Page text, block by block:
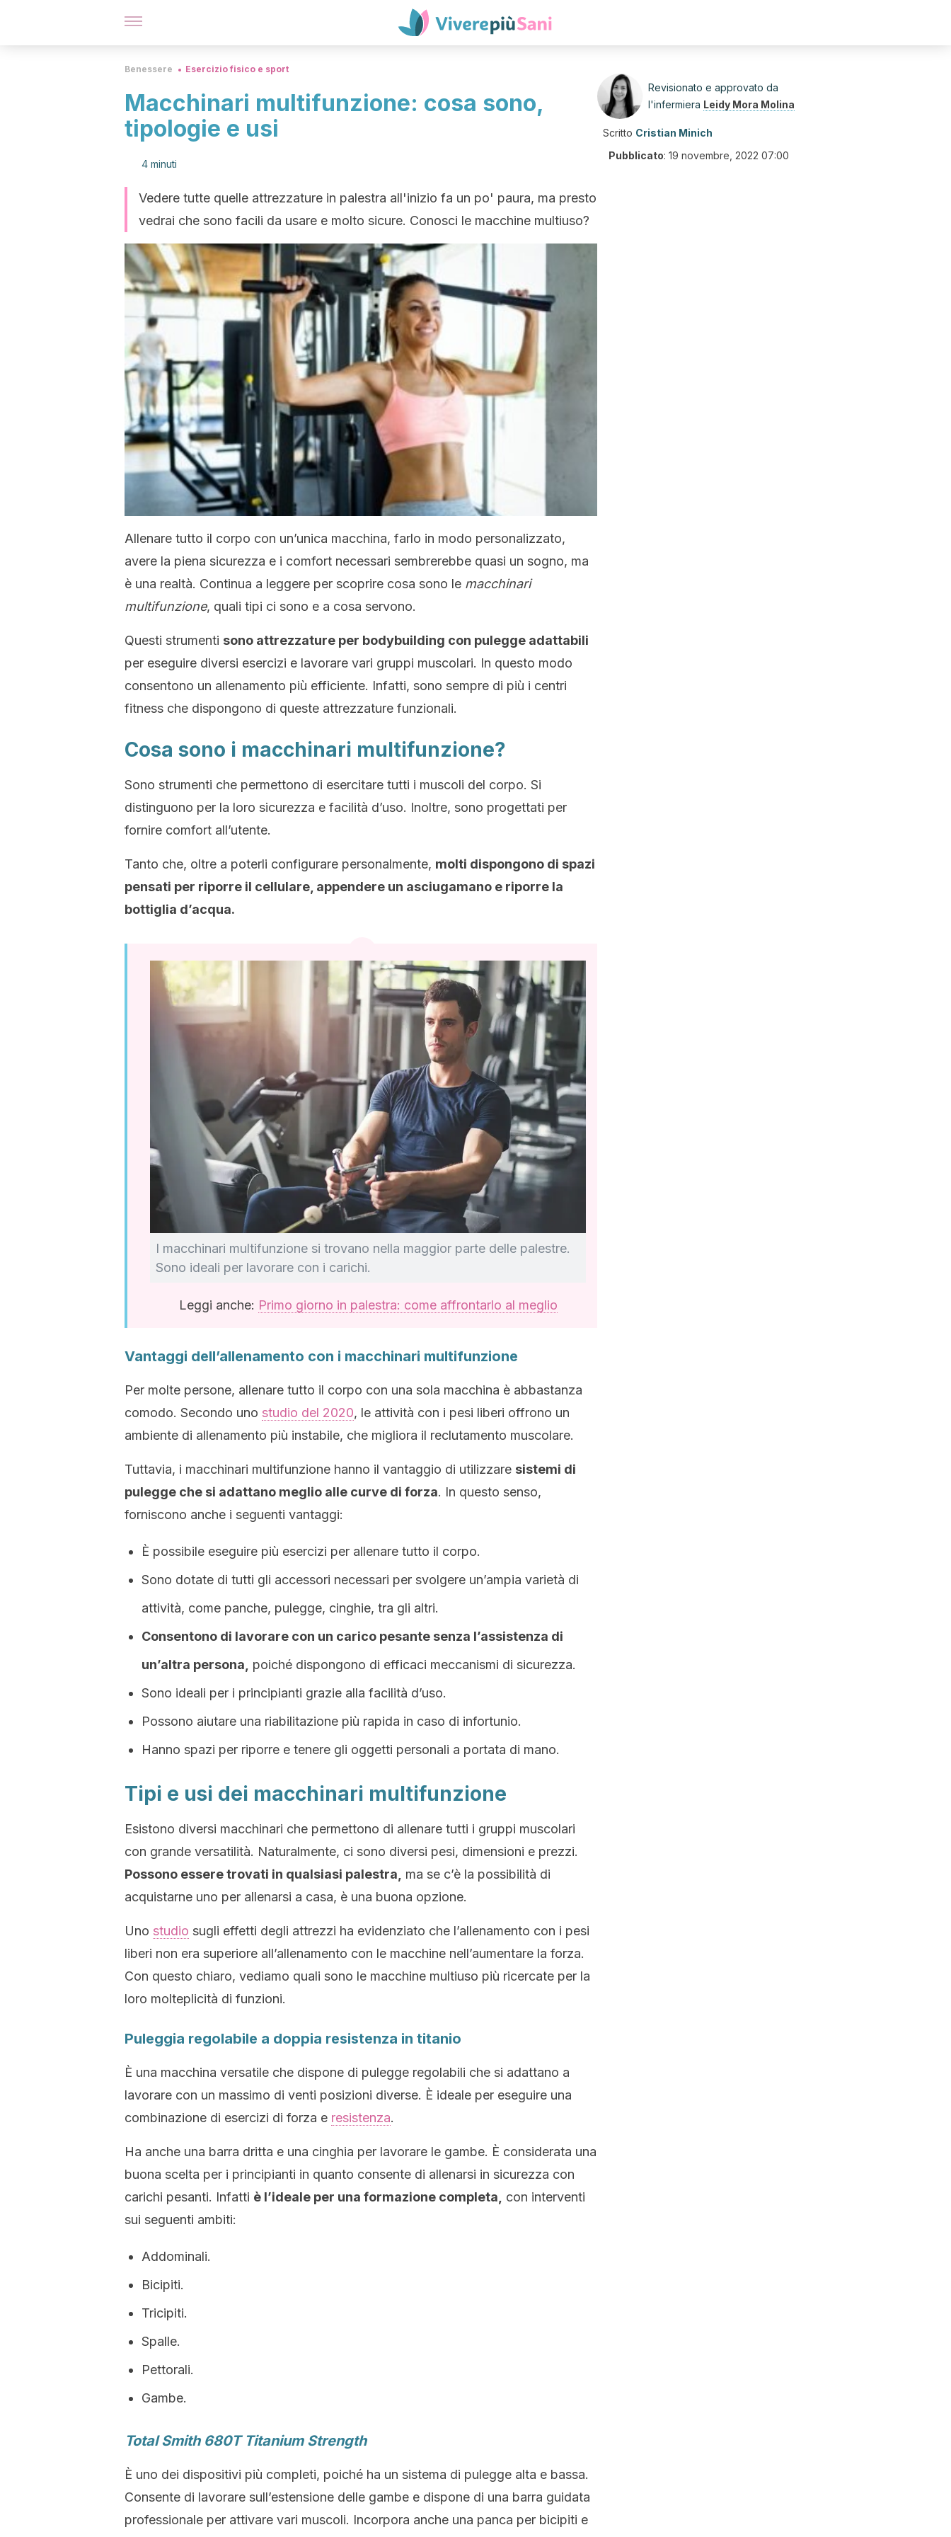
Benessere Esercizio fisico e sport
Macchinari multifunzione: cosa sono,
tipologie e usi
4 minuti
Vedere tutte quelle attrezzature in palestra all'inizio fa un po' paura, ma presto
vedrai che sono facili da usare e molto sicure. Conosci le macchine multiuso?
Allenare tutto il corpo con un’unica macchina, farlo in modo personalizzato,
avere la piena sicurezza e i comfort necessari sembrerebbe quasi un sogno, ma
è una realtà. Continua a leggere per scoprire cosa sono le macchinari
multifunzione, quali tipi ci sono e a cosa servono.
Questi strumenti sono attrezzature per bodybuilding con pulegge adattabili
per eseguire diversi esercizi e lavorare vari gruppi muscolari. In questo modo
consentono un allenamento più efficiente. Infatti, sono sempre di più i centri
fitness che dispongono di queste attrezzature funzionali.
Cosa sono i macchinari multifunzione?
Sono strumenti che permettono di esercitare tutti i muscoli del corpo. Si
distinguono per la loro sicurezza e facilità d’uso. Inoltre, sono progettati per
fornire comfort all’utente.
Tanto che, oltre a poterli configurare personalmente, molti dispongono di spazi
pensati per riporre il cellulare, appendere un asciugamano e riporre la
bottiglia d’acqua.
I macchinari multifunzione si trovano nella maggior parte delle palestre.
Sono ideali per lavorare con i carichi.
Leggi anche: Primo giorno in palestra: come affrontarlo al meglio
Vantaggi dell’allenamento con i macchinari multifunzione
Per molte persone, allenare tutto il corpo con una sola macchina è abbastanza
comodo. Secondo uno studio del 2020, le attività con i pesi liberi offrono un
ambiente di allenamento più instabile, che migliora il reclutamento muscolare.
Tuttavia, i macchinari multifunzione hanno il vantaggio di utilizzare sistemi di
pulegge che si adattano meglio alle curve di forza. In questo senso,
forniscono anche i seguenti vantaggi:
È possibile eseguire più esercizi per allenare tutto il corpo.
Sono dotate di tutti gli accessori necessari per svolgere un’ampia varietà di
attività, come panche, pulegge, cinghie, tra gli altri.
Consentono di lavorare con un carico pesante senza l’assistenza di
un’altra persona,
poiché dispongono di efficaci meccanismi di sicurezza.
Sono ideali per i principianti grazie alla facilità d’uso.
Possono aiutare una riabilitazione più rapida in caso di infortunio.
Hanno spazi per riporre e tenere gli oggetti personali a portata di mano.
Tipi e usi dei macchinari multifunzione
Esistono diversi macchinari che permettono di allenare tutti i gruppi muscolari
con grande versatilità. Naturalmente, ci sono diversi pesi, dimensioni e prezzi.
Possono essere trovati in qualsiasi palestra,
ma se c’è la possibilità di
acquistarne uno per allenarsi a casa, è una buona opzione.
Uno studio sugli effetti degli attrezzi ha evidenziato che l’allenamento con i pesi
liberi non era superiore all’allenamento con le macchine nell’aumentare la forza.
Con questo chiaro, vediamo quali sono le macchine multiuso più ricercate per la
loro molteplicità di funzioni.
Puleggia regolabile a doppia resistenza in titanio
È una macchina versatile che dispone di pulegge regolabili che si adattano a
lavorare con un massimo di venti posizioni diverse. È ideale per eseguire una
combinazione di esercizi di forza e resistenza.
Ha anche una barra dritta e una cinghia per lavorare le gambe. È considerata una
buona scelta per i principianti in quanto consente di allenarsi in sicurezza con
carichi pesanti. Infatti è l’ideale per una formazione completa,
con interventi
sui seguenti ambiti:
Addominali.
Bicipiti.
Tricipiti.
Spalle.
Pettorali.
Gambe.
Total Smith 680T Titanium Strength
È uno dei dispositivi più completi, poiché ha un sistema di pulegge alta e bassa.
Consente di lavorare sull’estensione delle gambe e dispone di una barra guidata
professionale per attivare vari muscoli. Incorpora anche una panca per bicipiti e
Revisionato e approvato da
l'infermiera Leidy Mora Molina
Scritto Cristian Minich
Pubblicato: 19 novembre, 2022 07:00